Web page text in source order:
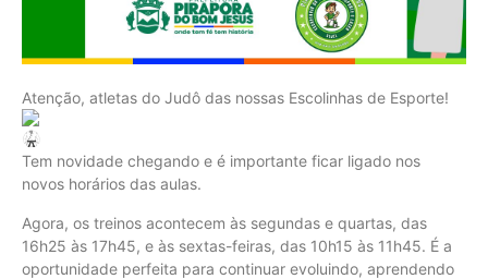
Atenção, atletas do Judô das nossas Escolinhas de Esporte!
Tem novidade chegando e é importante ficar ligado nos
novos horários das aulas.
Agora, os treinos acontecem às segundas e quartas, das
16h25 às 17h45, e às sextas-feiras, das 10h15 às 11h45. É a
oportunidade perfeita para continuar evoluindo, aprendendo